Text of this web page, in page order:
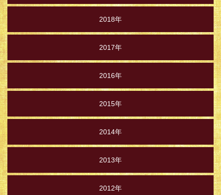
2018年
2017年
2016年
2015年
2014年
2013年
2012年